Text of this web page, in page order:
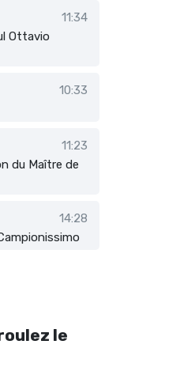
11:34
Ottavio
10:33
11:23
du Maître de
14:28
le